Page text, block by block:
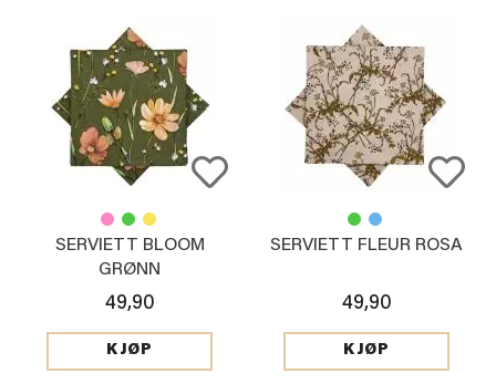
SERVIETT BLOOM
GRØNN
49,90
KJØP
SERVIETT FLEUR ROSA
49,90
KJØP